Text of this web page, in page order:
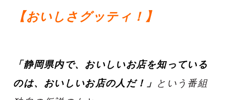
【おいしさグッティ！】
「静岡県内で、おいしいお店を知っている
のは、おいしいお店の人だ！」
という番組